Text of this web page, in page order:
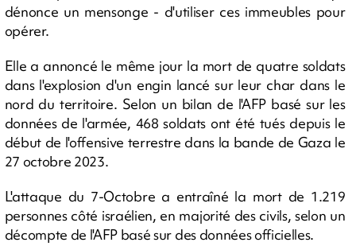
dénonce un mensonge - d'utiliser ces immeubles pour
opérer.
Elle a annoncé le même jour la mort de quatre soldats
dans l'explosion d'un engin lancé sur leur char dans le
nord du territoire. Selon un bilan de l'AFP basé sur les
données de l'armée, 468 soldats ont été tués depuis le
début de l'offensive terrestre dans la bande de Gaza le
27 octobre 2023.
L'attaque du 7-Octobre a entraîné la mort de 1.219
personnes côté israélien, en majorité des civils, selon un
décompte de l'AFP basé sur des données officielles.